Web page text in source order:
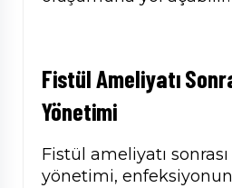
Fistül Ameliyatı
Yönetimi
Fistül ameliyatı sonrası
yönetimi,